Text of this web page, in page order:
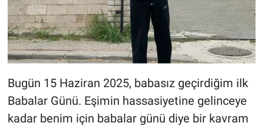
Bugün 15 Haziran 2025, babasız geçirdiğim ilk
Babalar Günü. Eşimin hassasiyetine gelinceye
kadar benim için babalar günü diye bir kavram